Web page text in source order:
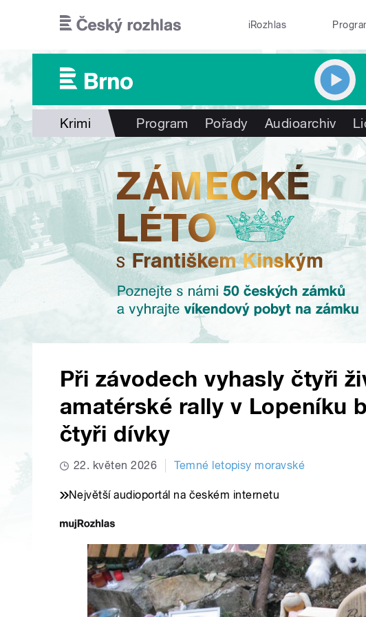
iRozhlas
Krimi Program Pořady Audioarchiv
Při závodech vyhasly čtyři
amatérské rally v Lopeníku
čtyři dívky
22. květen 2026 Temné letopisy moravské
Největší audioportál na českém internetu